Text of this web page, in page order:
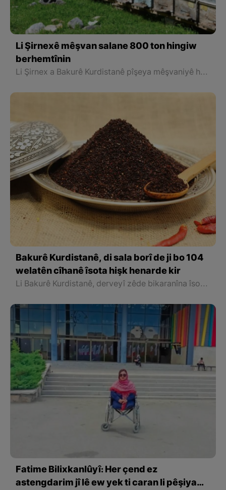
Li Şirnexê mêşvan salane 800 ton hingiw
berhemtînin
Li Şirnex a Bakurê Kurdistanê pîşeya mêşvaniyê her diçe zêdetir pêş dikeve û bi giştî li parêzgeha Şirnexê bi hezaran mêşvan wî karî ve mijûlin û li gel zozanên Şirnexê yên bi navûdeng, naha jî dixwazin bi hingiwê Şirnexê navûdeng bibin
Bakurê Kurdistanê, di sala borî de ji bo 104
welatên cîhanê îsota hişk henarde kir
Li Bakurê Kurdistanê, derveyî zêde bikaranîna îsot ango bîberê, bazirganiya wê jî bûye sektoreke girîng û ji bo 104 welatan îsot hat hinardekirin.
Fatime Bilixkanlûyî: Her çend ez
astengdarim jî lê ew yek ti caran li pêşiya